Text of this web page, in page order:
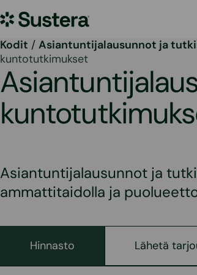
sisältöön
Sustera
Kodit / Asiantuntijalausunnot ja
kuntotutkimukset
Asiantuntijalausunnot ja
ammattitaidolla ja
Hinnasto Lähetä